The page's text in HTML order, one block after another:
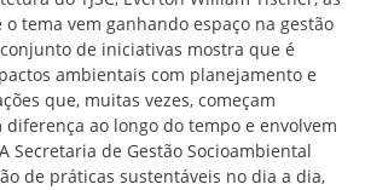
tema vem ganhando espaço na gestão
de iniciativas mostra que é
ambientais com planejamento e
que, muitas vezes, começam
diferença ao longo do tempo e envolvem
Secretaria de Gestão Socioambiental
de práticas sustentáveis no dia a dia,